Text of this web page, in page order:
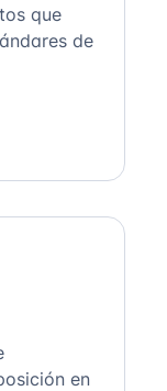
que
de
en